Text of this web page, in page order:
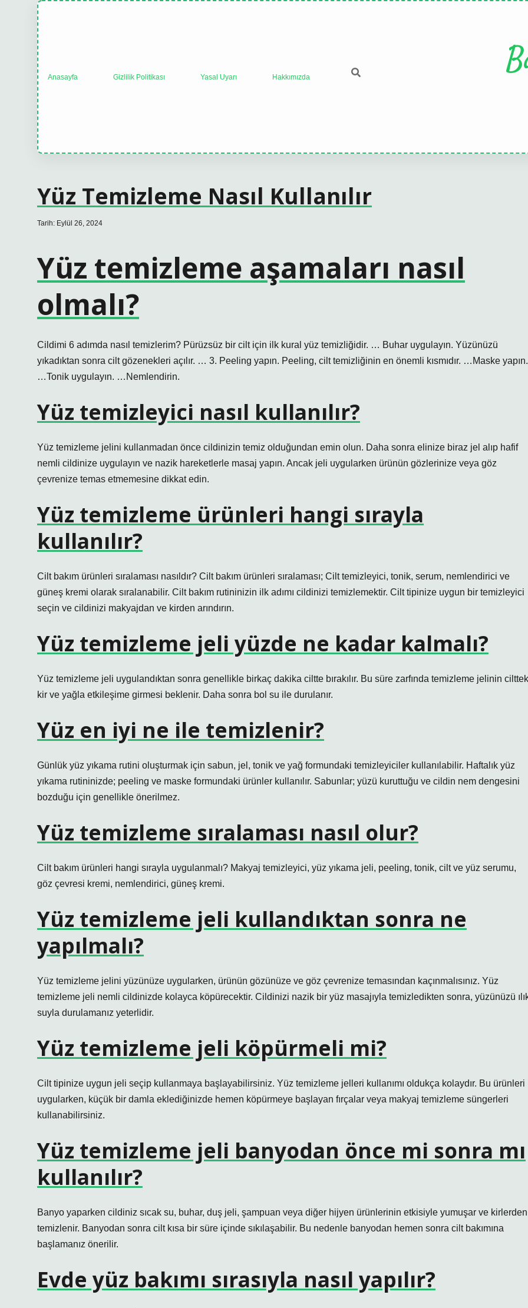
Anasayfa Gizlilik Politikası Yasal Uyarı Hakkımızda
Yüz Temizleme Nasıl Kullanılır
Tarih: Eylül 26, 2024
Yüz temizleme aşamaları nasıl
olmalı?
Cildimi 6 adımda nasıl temizlerim? Pürüzsüz bir cilt için ilk kural yüz temizliğidir. … Buhar uygulayın. Yüzünüzü
yıkadıktan sonra cilt gözenekleri açılır. … 3. Peeling yapın. Peeling, cilt temizliğinin en önemli kısmıdır. …Maske yapın.
…Tonik uygulayın. …Nemlendirin.
Yüz temizleyici nasıl kullanılır?
Yüz temizleme jelini kullanmadan önce cildinizin temiz olduğundan emin olun. Daha sonra elinize biraz jel alıp hafif
nemli cildinize uygulayın ve nazik hareketlerle masaj yapın. Ancak jeli uygularken ürünün gözlerinize veya göz
çevrenize temas etmemesine dikkat edin.
Yüz temizleme ürünleri hangi sırayla
kullanılır?
Cilt bakım ürünleri sıralaması nasıldır? Cilt bakım ürünleri sıralaması; Cilt temizleyici, tonik, serum, nemlendirici ve
güneş kremi olarak sıralanabilir. Cilt bakım rutininizin ilk adımı cildinizi temizlemektir. Cilt tipinize uygun bir temizleyici
seçin ve cildinizi makyajdan ve kirden arındırın.
Yüz temizleme jeli yüzde ne kadar kalmalı?
Yüz temizleme jeli uygulandıktan sonra genellikle birkaç dakika ciltte bırakılır. Bu süre zarfında temizleme jelinin
kir ve yağla etkileşime girmesi beklenir. Daha sonra bol su ile durulanır.
Yüz en iyi ne ile temizlenir?
Günlük yüz yıkama rutini oluşturmak için sabun, jel, tonik ve yağ formundaki temizleyiciler kullanılabilir. Haftalık yüz
yıkama rutininizde; peeling ve maske formundaki ürünler kullanılır. Sabunlar; yüzü kuruttuğu ve cildin nem dengesini
bozduğu için genellikle önerilmez.
Yüz temizleme sıralaması nasıl olur?
Cilt bakım ürünleri hangi sırayla uygulanmalı? Makyaj temizleyici, yüz yıkama jeli, peeling, tonik, cilt ve yüz serumu,
göz çevresi kremi, nemlendirici, güneş kremi.
Yüz temizleme jeli kullandıktan sonra ne
yapılmalı?
Yüz temizleme jelini yüzünüze uygularken, ürünün gözünüze ve göz çevrenize temasından kaçınmalısınız. Yüz
temizleme jeli nemli cildinizde kolayca köpürecektir. Cildinizi nazik bir yüz masajıyla temizledikten sonra, yüzünüzü
suyla durulamanız yeterlidir.
Yüz temizleme jeli köpürmeli mi?
Cilt tipinize uygun jeli seçip kullanmaya başlayabilirsiniz. Yüz temizleme jelleri kullanımı oldukça kolaydır. Bu ürünleri
uygularken, küçük bir damla eklediğinizde hemen köpürmeye başlayan fırçalar veya makyaj temizleme süngerleri
kullanabilirsiniz.
Yüz temizleme jeli banyodan önce mi sonra mı
kullanılır?
Banyo yaparken cildiniz sıcak su, buhar, duş jeli, şampuan veya diğer hijyen ürünlerinin etkisiyle yumuşar ve kirlerden
temizlenir. Banyodan sonra cilt kısa bir süre içinde sıkılaşabilir. Bu nedenle banyodan hemen sonra cilt bakımına
başlamanız önerilir.
Evde yüz bakımı sırasıyla nasıl yapılır?